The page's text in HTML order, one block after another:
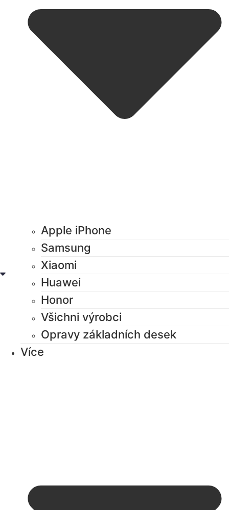
Apple iPhone
Samsung
Xiaomi
Huawei
Honor
Všichni výrobci
Opravy základních desek
Více